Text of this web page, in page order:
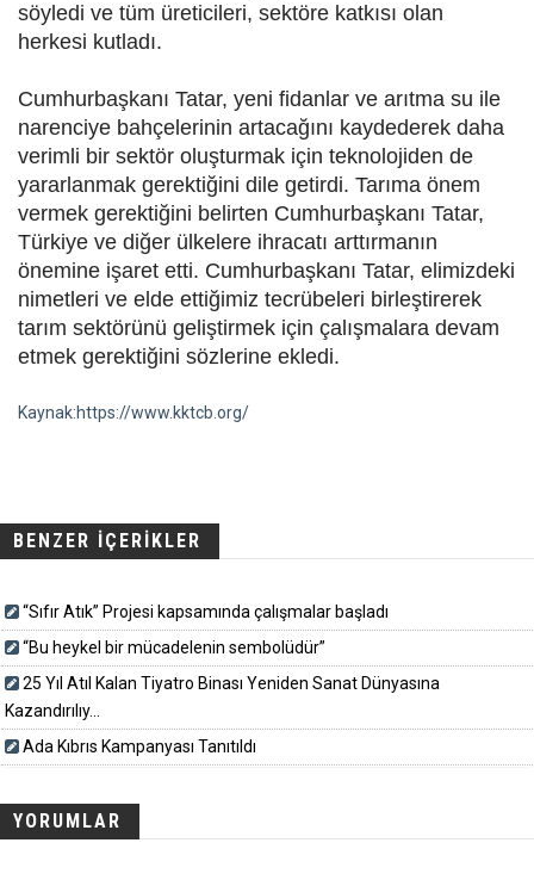
söyledi ve tüm üreticileri, sektöre katkısı olan
herkesi kutladı.
Cumhurbaşkanı Tatar, yeni fidanlar ve arıtma su ile
narenciye bahçelerinin artacağını kaydederek daha
verimli bir sektör oluşturmak için teknolojiden de
yararlanmak gerektiğini dile getirdi. Tarıma önem
vermek gerektiğini belirten Cumhurbaşkanı Tatar,
Türkiye ve diğer ülkelere ihracatı arttırmanın
önemine işaret etti. Cumhurbaşkanı Tatar, elimizdeki
nimetleri ve elde ettiğimiz tecrübeleri birleştirerek
tarım sektörünü geliştirmek için çalışmalara devam
etmek gerektiğini sözlerine ekledi.
Kaynak:https://www.kktcb.org/
BENZER İÇERİKLER
“Sıfır Atık” Projesi kapsamında çalışmalar başladı
“Bu heykel bir mücadelenin sembolüdür”
25 Yıl Atıl Kalan Tiyatro Binası Yeniden Sanat Dünyasına
Kazandırılıy...
Ada Kıbrıs Kampanyası Tanıtıldı
YORUMLAR